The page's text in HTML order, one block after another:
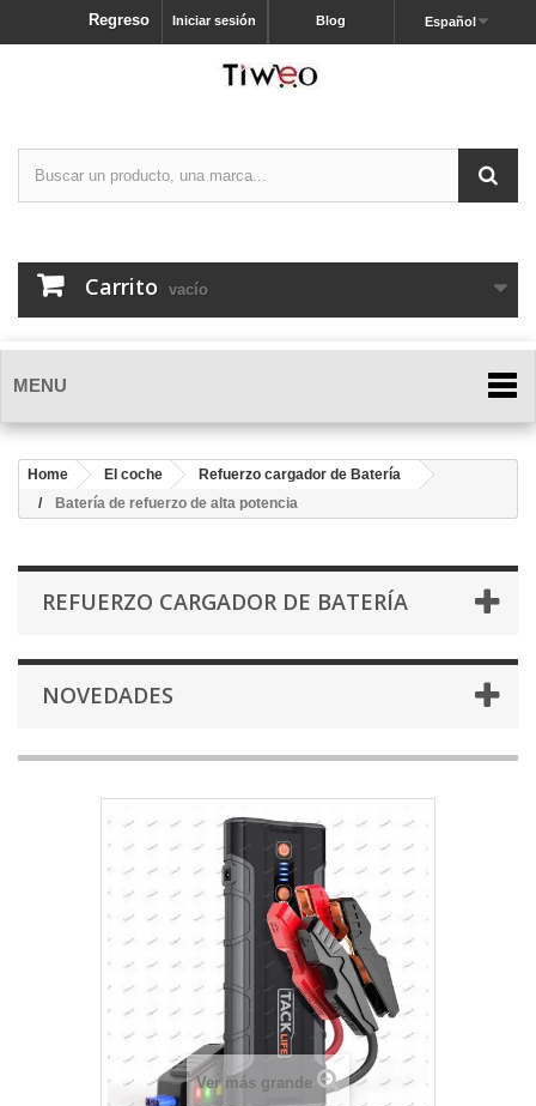
Español
Blog
Iniciar sesión
Regreso
Carrito vacío
MENU
Home El coche
Refuerzo cargador de Batería
Batería de refuerzo de alta potencia
REFUERZO CARGADOR DE BATERÍA
NOVEDADES
Ver más grande